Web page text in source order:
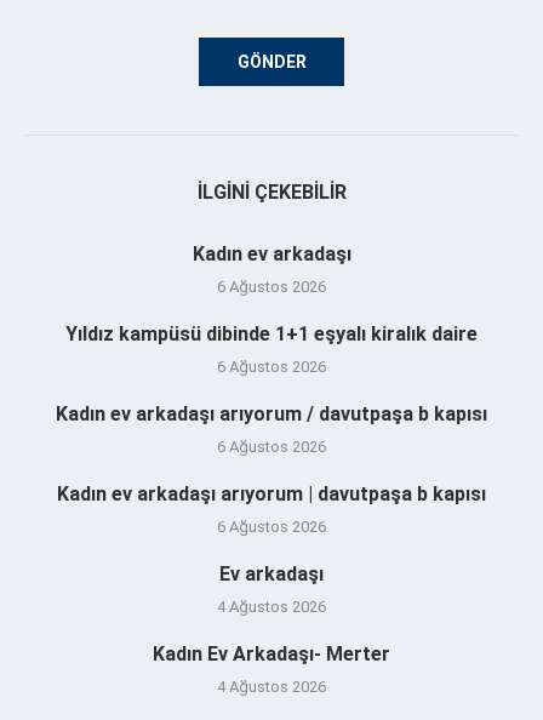
İLGINI ÇEKEBILIR
Kadın ev arkadaşı
6 Ağustos 2026
Yıldız kampüsü dibinde 1+1 eşyalı kiralık daire
6 Ağustos 2026
Kadın ev arkadaşı arıyorum / davutpaşa b kapısı
6 Ağustos 2026
Kadın ev arkadaşı arıyorum | davutpaşa b kapısı
6 Ağustos 2026
Ev arkadaşı
4 Ağustos 2026
Kadın Ev Arkadaşı- Merter
4 Ağustos 2026